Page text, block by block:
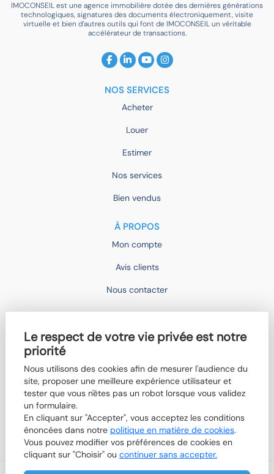
Le respect de votre vie privée est notre
priorité
Nous utilisons des cookies afin de mesurer l'audience du
site, proposer une meilleure expérience utilisateur et
tester que vous n'êtes pas un robot lorsque vous validez
un formulaire.
En cliquant sur "Accepter", vous acceptez les conditions
énoncées dans notre politique en matière de cookies.
Vous pouvez modifier vos préférences de cookies en
cliquant sur "Choisir" ou continuer sans accepter.
IMOCONSEIL est une agence immobilière dotée des dernières générations
technologiques, signatures des documents électroniquement, visite
virtuelle et bien d’autres outils qui font de IMOCONSEIL un véritable
accélérateur de transactions.
NOS SERVICES
Acheter
Louer
Estimer
Nos services
Bien vendus
À PROPOS
Mon compte
Avis clients
Nous contacter
Devenir mandataire
Qui sommes-nous ?
Boutik'IMO